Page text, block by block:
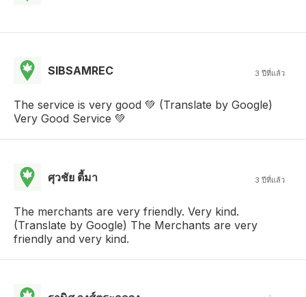
SIBSAMREC 3 ปีที่แล้ว
The service is very good 💚 (Translate by Google)
Very Good Service 💚
ศุวชัย ตี้มา 3 ปีที่แล้ว
The merchants are very friendly. Very kind.
(Translate by Google) The Merchants are very
friendly and very kind.